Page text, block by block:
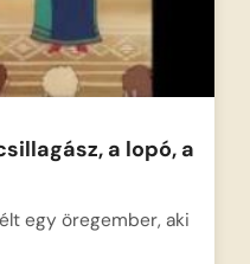
a lopó, a
egy öregember, aki